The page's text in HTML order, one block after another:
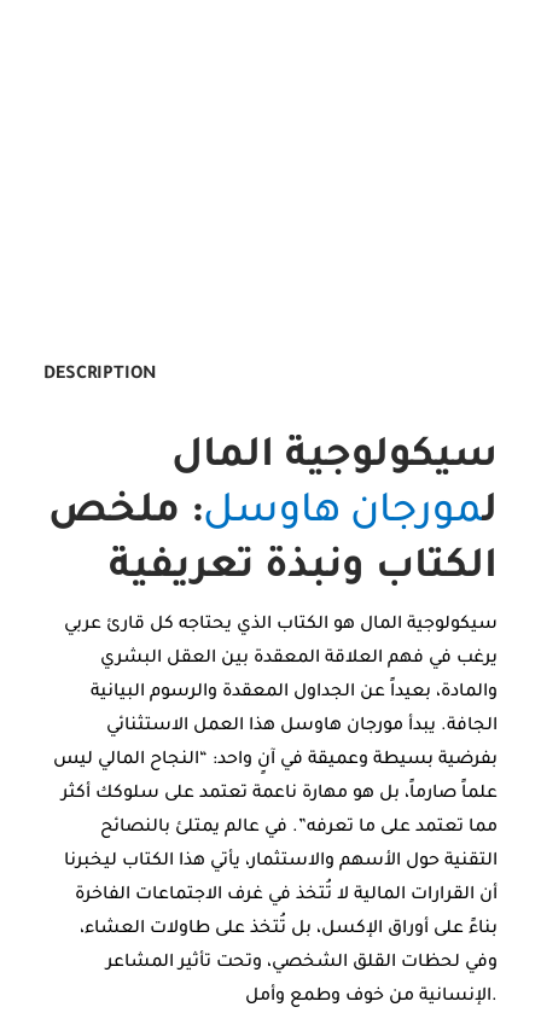
DESCRIPTION
سيكولوجية المال
لمورجان هاوسل: ملخص
الكتاب ونبذة تعريفية
سيكولوجية المال هو الكتاب الذي يحتاجه كل قارئ عربي
يرغب في فهم العلاقة المعقدة بين العقل البشري
والمادة، بعيداً عن الجداول المعقدة والرسوم البيانية
الجافة. يبدأ مورجان هاوسل هذا العمل الاستثنائي
بفرضية بسيطة وعميقة في آنٍ واحد: “النجاح المالي ليس
علماً صارماً، بل هو مهارة ناعمة تعتمد على سلوكك أكثر
مما تعتمد على ما تعرفه”. في عالم يمتلئ بالنصائح
التقنية حول الأسهم والاستثمار، يأتي هذا الكتاب ليخبرنا
أن القرارات المالية لا تُتخذ في غرف الاجتماعات الفاخرة
بناءً على أوراق الإكسل، بل تُتخذ على طاولات العشاء،
وفي لحظات القلق الشخصي، وتحت تأثير المشاعر
الإنسانية من خوف وطمع وأمل.